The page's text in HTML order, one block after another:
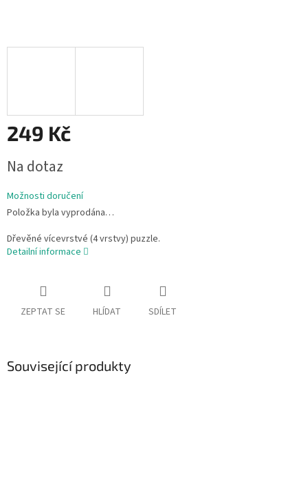
249 Kč
cena:
Na dotaz
Možnosti doručení
Položka byla vyprodána…
Dřevěné vícevrstvé (4 vrstvy) puzzle.
Detailní informace
ZEPTAT SE HLÍDAT SDÍLET
Související produkty